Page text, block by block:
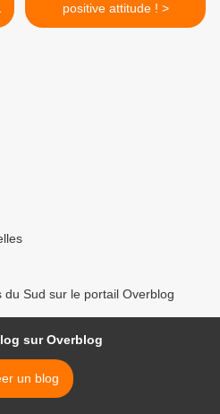
positive attitude ! >
Sud sur le portail Overblog
sur Overblog
un blog